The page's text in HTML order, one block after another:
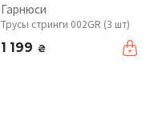
Гарнюси
Трусы стринги 002GR (3 шт)
1 199 ₴